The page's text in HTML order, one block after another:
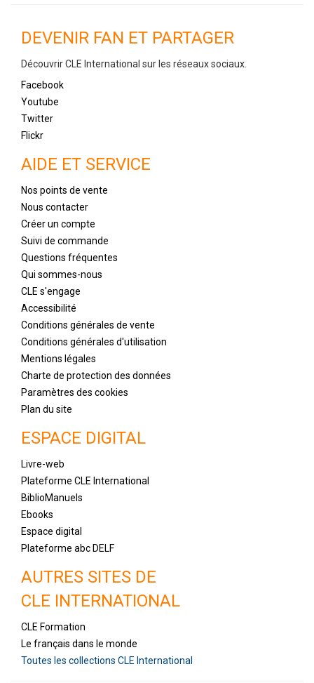
DEVENIR FAN ET PARTAGER
Découvrir CLE International sur les réseaux sociaux.
Facebook
Youtube
Twitter
Flickr
AIDE ET SERVICE
Nos points de vente
Nous contacter
Créer un compte
Suivi de commande
Questions fréquentes
Qui sommes-nous
CLE s'engage
Accessibilité
Conditions générales de vente
Conditions générales d'utilisation
Mentions légales
Charte de protection des données
Paramètres des cookies
Plan du site
ESPACE DIGITAL
Livre-web
Plateforme CLE International
BiblioManuels
Ebooks
Espace digital
Plateforme abc DELF
AUTRES SITES DE
CLE INTERNATIONAL
CLE Formation
Le français dans le monde
Toutes les collections CLE International